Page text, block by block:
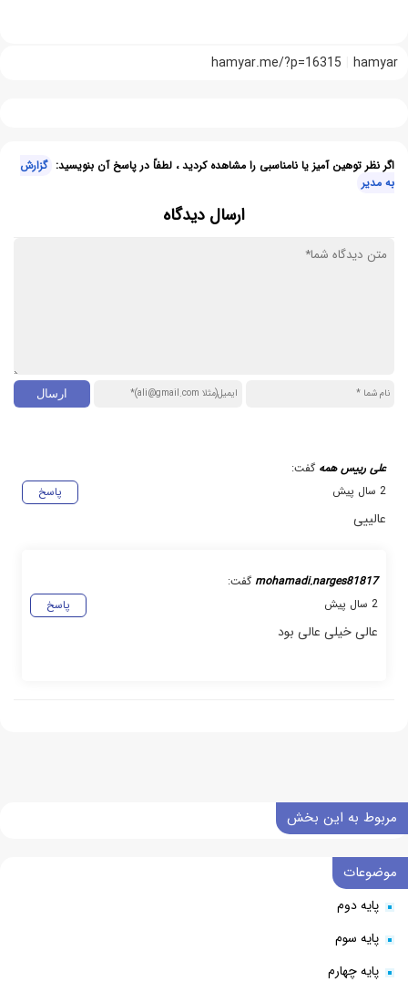
hamyar
hamyar.me/?p=16315
اگر نظر توهین آمیز یا نامناسبی را مشاهده کردید ، لطفاً در پاسخ آن بنویسید: گزارش
به مدیر
ارسال دیدگاه
علی رییس همه گفت:
پاسخ
2 سال پیش
عالییی
mohamadi.narges81817 گفت:
پاسخ
2 سال پیش
عالی خیلی عالی بود
مربوط به این بخش
موضوعات
پایه دوم
پایه سوم
پایه چهارم